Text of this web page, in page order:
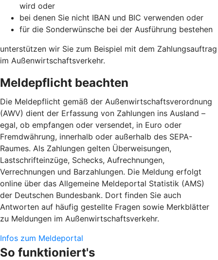
wird oder
bei denen Sie nicht IBAN und BIC verwenden oder
für die Sonderwünsche bei der Ausführung bestehen
unterstützen wir Sie zum Beispiel mit dem Zahlungsauftrag
im Außenwirtschaftsverkehr.
Meldepflicht beachten
Die Meldepflicht gemäß der Außenwirtschaftsverordnung
(AWV) dient der Erfassung von Zahlungen ins Ausland –
egal, ob empfangen oder versendet, in Euro oder
Fremdwährung, innerhalb oder außerhalb des SEPA-
Raumes. Als Zahlungen gelten Überweisungen,
Lastschrifteinzüge, Schecks, Aufrechnungen,
Verrechnungen und Barzahlungen. Die Meldung erfolgt
online über das Allgemeine Meldeportal Statistik (AMS)
der Deutschen Bundesbank. Dort finden Sie auch
Antworten auf häufig gestellte Fragen sowie Merkblätter
zu Meldungen im Außenwirtschaftsverkehr.
Infos zum Meldeportal
So funktioniert's